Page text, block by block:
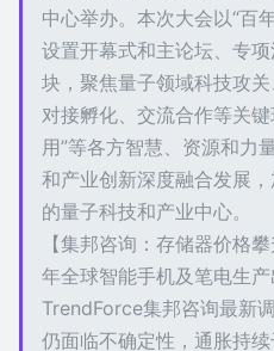
中心举办。本次大会以“百
设置开幕式和主论坛、专
块，聚焦量子领域科技攻关
对接孵化、交流合作等关
用”等各方智慧、资源和力
和产业创新深度融合发展
的量子科技和产业中心。
【集邦咨询：存储器价格
年全球智能手机及笔电生
TrendForce集邦咨询最新
仍面临不确定性，通胀持